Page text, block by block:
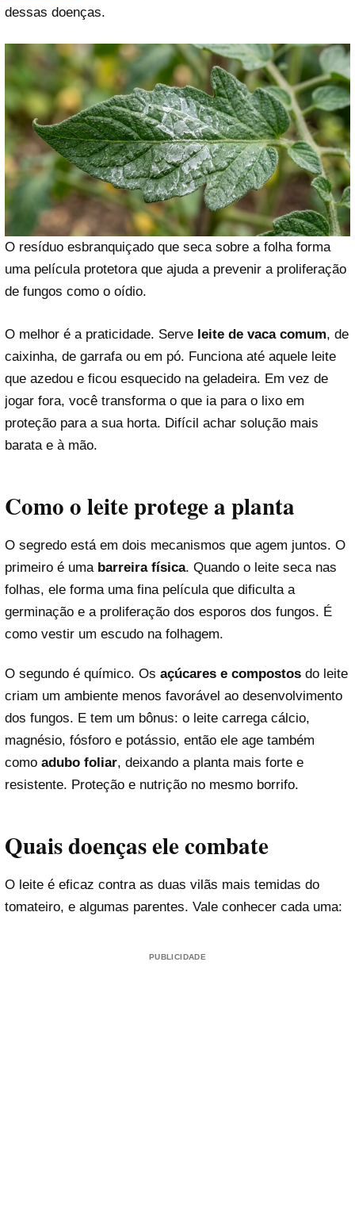
dessas doenças.
O resíduo esbranquiçado que seca sobre a folha forma
uma película protetora que ajuda a prevenir a proliferação
de fungos como o oídio.
O melhor é a praticidade. Serve leite de vaca comum, de
caixinha, de garrafa ou em pó. Funciona até aquele leite
que azedou e ficou esquecido na geladeira. Em vez de
jogar fora, você transforma o que ia para o lixo em
proteção para a sua horta. Difícil achar solução mais
barata e à mão.
Como o leite protege a planta
O segredo está em dois mecanismos que agem juntos. O
primeiro é uma barreira física. Quando o leite seca nas
folhas, ele forma uma fina película que dificulta a
germinação e a proliferação dos esporos dos fungos. É
como vestir um escudo na folhagem.
O segundo é químico. Os açúcares e compostos do leite
criam um ambiente menos favorável ao desenvolvimento
dos fungos. E tem um bônus: o leite carrega cálcio,
magnésio, fósforo e potássio, então ele age também
como adubo foliar, deixando a planta mais forte e
resistente. Proteção e nutrição no mesmo borrifo.
Quais doenças ele combate
O leite é eficaz contra as duas vilãs mais temidas do
tomateiro, e algumas parentes. Vale conhecer cada uma:
PUBLICIDADE